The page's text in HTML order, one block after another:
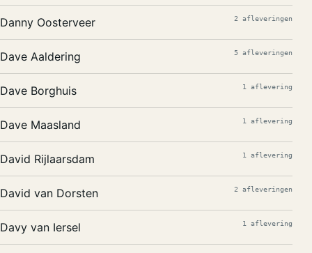
Danny Oosterveer 2 afleveringen
Dave Aaldering 5 afleveringen
Dave Borghuis 1 aflevering
Dave Maasland 1 aflevering
David Rijlaarsdam 1 aflevering
David van Dorsten 2 afleveringen
Davy van Iersel 1 aflevering